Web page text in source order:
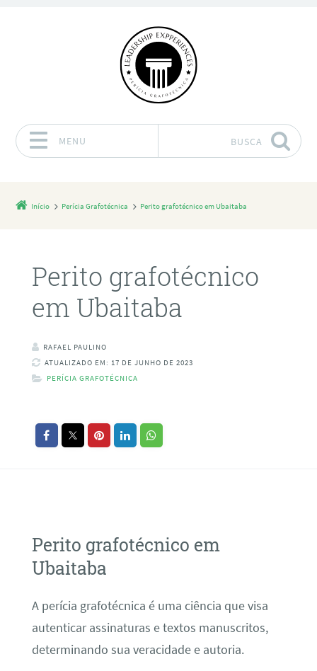
MENU BUSCA
Início Perícia Grafotécnica Perito grafotécnico em Ubaitaba
Perito grafotécnico
em Ubaitaba
RAFAEL PAULINO
ATUALIZADO EM: 17 DE JUNHO DE 2023
PERÍCIA GRAFOTÉCNICA
Perito grafotécnico em
Ubaitaba
A perícia grafotécnica é uma ciência que visa
autenticar assinaturas e textos manuscritos,
determinando sua veracidade e autoria.